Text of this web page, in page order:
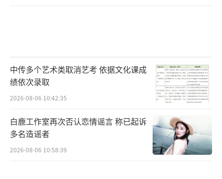
中传多个艺术类取消艺考 依据文化课成
绩依次录取
2026-08-06 10:42:35
白鹿工作室再次否认恋情谣言 称已起诉
多名造谣者
2026-08-06 10:58:39